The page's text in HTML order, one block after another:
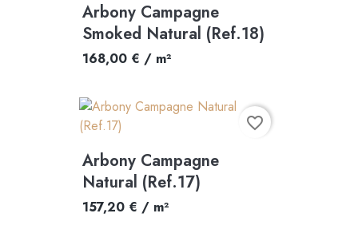
Arbony Campagne
Smoked Natural (Ref.18)
168,00 € / m²
Arbony Campagne
Natural (Ref.17)
157,20 € / m²
favorite_border